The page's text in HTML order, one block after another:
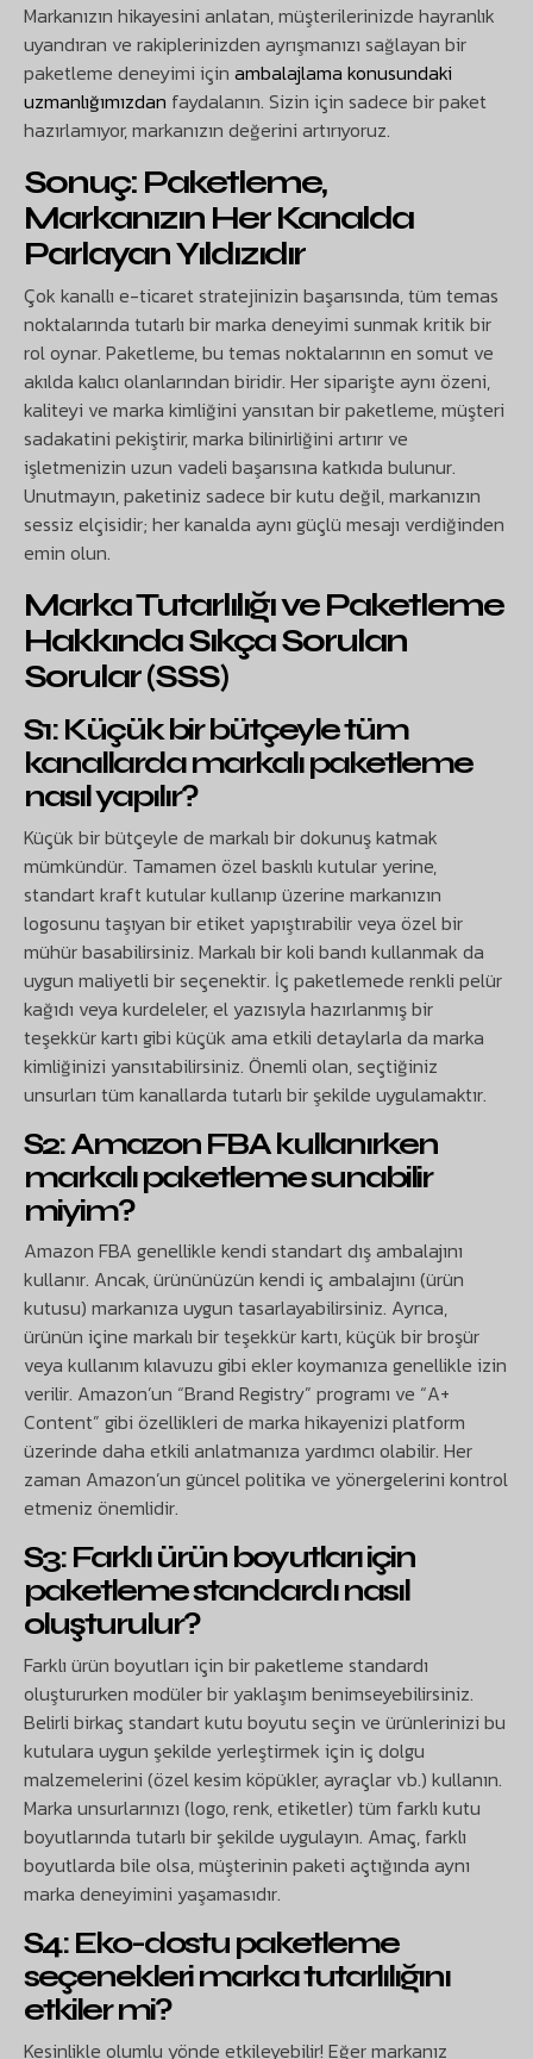
Markanızın hikayesini anlatan, müşterilerinizde hayranlık
uyandıran ve rakiplerinizden ayrışmanızı sağlayan bir
paketleme deneyimi için ambalajlama konusundaki
uzmanlığımızdan faydalanın. Sizin için sadece bir paket
hazırlamıyor, markanızın değerini artırıyoruz.
Sonuç: Paketleme,
Markanızın Her Kanalda
Parlayan Yıldızıdır
Çok kanallı e-ticaret stratejinizin başarısında, tüm temas
noktalarında tutarlı bir marka deneyimi sunmak kritik bir
rol oynar. Paketleme, bu temas noktalarının en somut ve
akılda kalıcı olanlarından biridir. Her siparişte aynı özeni,
kaliteyi ve marka kimliğini yansıtan bir paketleme, müşteri
sadakatini pekiştirir, marka bilinirliğini artırır ve
işletmenizin uzun vadeli başarısına katkıda bulunur.
Unutmayın, paketiniz sadece bir kutu değil, markanızın
sessiz elçisidir; her kanalda aynı güçlü mesajı verdiğinden
emin olun.
Marka Tutarlılığı ve Paketleme
Hakkında Sıkça Sorulan
Sorular (SSS)
S1: Küçük bir bütçeyle tüm
kanallarda markalı paketleme
nasıl yapılır?
Küçük bir bütçeyle de markalı bir dokunuş katmak
mümkündür. Tamamen özel baskılı kutular yerine,
standart kraft kutular kullanıp üzerine markanızın
logosunu taşıyan bir etiket yapıştırabilir veya özel bir
mühür basabilirsiniz. Markalı bir koli bandı kullanmak da
uygun maliyetli bir seçenektir. İç paketlemede renkli pelür
kağıdı veya kurdeleler, el yazısıyla hazırlanmış bir
teşekkür kartı gibi küçük ama etkili detaylarla da marka
kimliğinizi yansıtabilirsiniz. Önemli olan, seçtiğiniz
unsurları tüm kanallarda tutarlı bir şekilde uygulamaktır.
S2: Amazon FBA kullanırken
markalı paketleme sunabilir
miyim?
Amazon FBA genellikle kendi standart dış ambalajını
kullanır. Ancak, ürününüzün kendi iç ambalajını (ürün
kutusu) markanıza uygun tasarlayabilirsiniz. Ayrıca,
ürünün içine markalı bir teşekkür kartı, küçük bir broşür
veya kullanım kılavuzu gibi ekler koymanıza genellikle izin
verilir. Amazon’un “Brand Registry” programı ve “A+
Content” gibi özellikleri de marka hikayenizi platform
üzerinde daha etkili anlatmanıza yardımcı olabilir. Her
zaman Amazon’un güncel politika ve yönergelerini kontrol
etmeniz önemlidir.
S3: Farklı ürün boyutları için
paketleme standardı nasıl
oluşturulur?
Farklı ürün boyutları için bir paketleme standardı
oluştururken modüler bir yaklaşım benimseyebilirsiniz.
Belirli birkaç standart kutu boyutu seçin ve ürünlerinizi bu
kutulara uygun şekilde yerleştirmek için iç dolgu
malzemelerini (özel kesim köpükler, ayraçlar vb.) kullanın.
Marka unsurlarınızı (logo, renk, etiketler) tüm farklı kutu
boyutlarında tutarlı bir şekilde uygulayın. Amaç, farklı
boyutlarda bile olsa, müşterinin paketi açtığında aynı
marka deneyimini yaşamasıdır.
S4: Eko-dostu paketleme
seçenekleri marka tutarlılığını
etkiler mi?
Kesinlikle olumlu yönde etkileyebilir! Eğer markanız